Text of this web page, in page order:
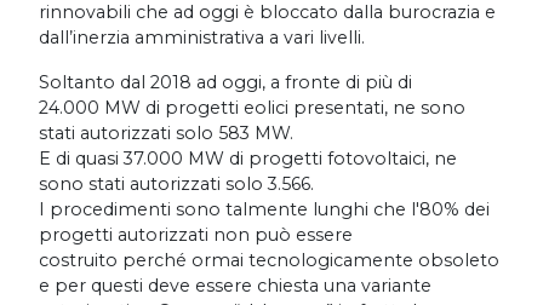
rinnovabili che ad oggi è bloccato dalla burocrazia e
dall’inerzia amministrativa a vari livelli.
Soltanto dal 2018 ad oggi, a fronte di più di
24.000 MW di progetti eolici presentati, ne sono
stati autorizzati solo 583 MW.
E di quasi 37.000 MW di progetti fotovoltaici, ne
sono stati autorizzati solo 3.566.
I procedimenti sono talmente lunghi che l'80% dei
progetti autorizzati non può essere
costruito perché ormai tecnologicamente obsoleto
e per questi deve essere chiesta una variante